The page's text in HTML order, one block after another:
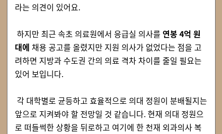
라는 의견이 있어요.
하지만 최근 속초 의료원에서 응급실 의사를 연봉 4억 원
대에 채용 공고를 올렸지만 지원 의사가 없었다는 점을 고
려하면 지방과 수도권 간의 의료 격차 차이를 줄일 필요는
있어 보입니다.
각 대학별로 균등하고 효율적으로 의대 정원이 분배될지는
앞으로 지켜봐야 할 전망일 것 같습니다. 현재 의대 정원으
로 떠들썩한 상황을 뒤로하고 여기에 한 천재 외과의사 복